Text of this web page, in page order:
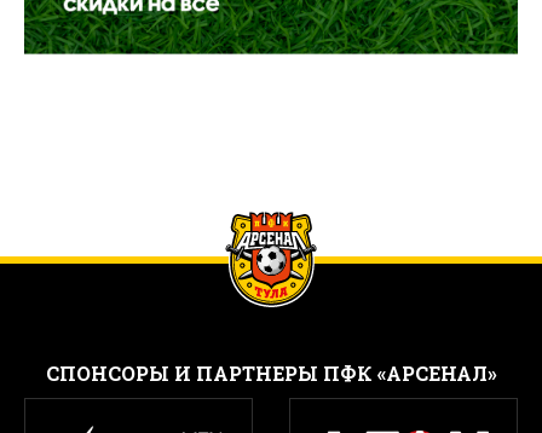
CПОНСОРЫ И ПАРТНЕРЫ ПФК «АРСЕНАЛ»